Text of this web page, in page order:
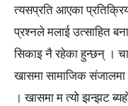
त्यसप्रति आएका
प्रश्नले मलाई उत्साहित
सिकाइ नै रहेका हुन्छन् ।
खासमा सामाजिक
। खासमा म त्यो झन्झट